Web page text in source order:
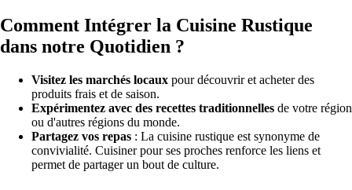
Comment Intégrer la Cuisine Rustique
dans notre Quotidien ?
Visitez les marchés locaux pour découvrir et acheter des
produits frais et de saison.
Expérimentez avec des recettes traditionnelles de votre région
ou d'autres régions du monde.
Partagez vos repas : La cuisine rustique est synonyme de
convivialité. Cuisiner pour ses proches renforce les liens et
permet de partager un bout de culture.